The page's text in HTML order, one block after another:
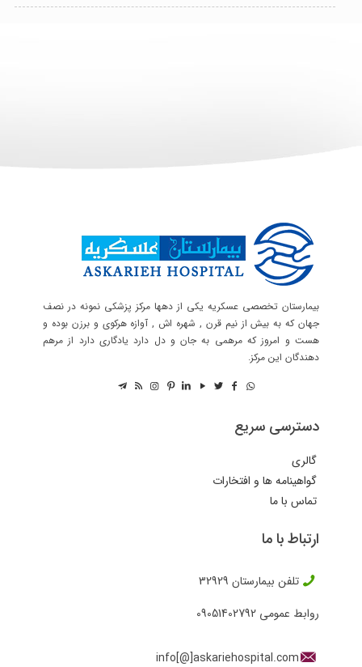
بیمارستان تخصصی عسکریه یکی از دهها مرکز پزشکی نمونه در نصف
جهان که به بیش از نیم قرن , شهره اش , آوازه هرکوی و برزن بوده و
هست و امروز که مرهمی به جان و دل دارد یادگاری دارد از مرهم
دهندگان این مرکز.
دسترسی سریع
گالری
گواهینامه ها و افتخارات
تماس با ما
ارتباط با ما
تلفن بیمارستان 32929
روابط عمومی 09051402792
info[@]askariehospital.com